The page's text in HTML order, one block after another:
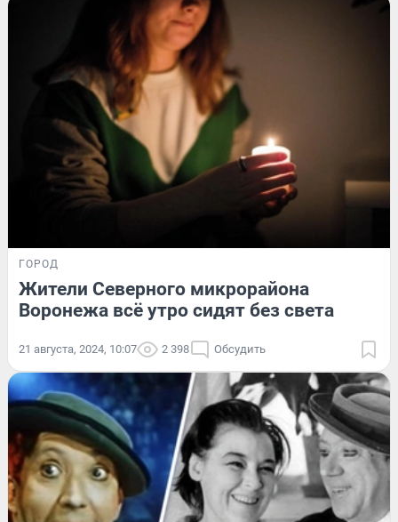
ГОРОД
Жители Северного микрорайона
Воронежа всё утро сидят без света
21 августа, 2024, 10:07 2 398 Обсудить